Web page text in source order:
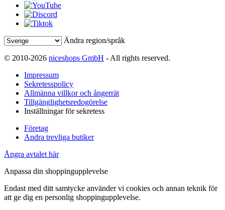
Ändra region/språk
© 2010-2026 niceshops GmbH - All rights reserved.
Impressum
Sekretesspolicy
Allmänna villkor och ångerrät
Tillgänglighetsredogörelse
Inställningar för sekretess
Företag
Andra trevliga butiker
Ångra avtalet här
Anpassa din shoppingupplevelse
Endast med ditt samtycke använder vi cookies och annan teknik för
att ge dig en personlig shoppingupplevelse.